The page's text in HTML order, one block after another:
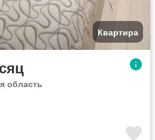
Квартира
область